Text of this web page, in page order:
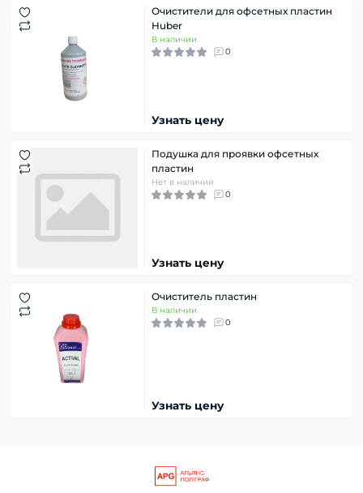
Очистители для офсетных пластин
Huber
В наличии
0
Узнать цену
Подушка для проявки офсетных
пластин
Нет в наличии
0
Узнать цену
Очиститель пластин
В наличии
0
Узнать цену